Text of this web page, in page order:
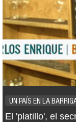
UN PAÍS EN LA
El 'platillo', el